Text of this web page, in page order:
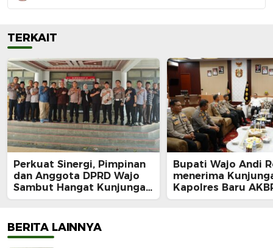
TERKAIT
Perkuat Sinergi, Pimpinan
dan Anggota DPRD Wajo
Sambut Hangat Kunjungan
Silaturahmi Kapolres Wajo
Bupati Wajo Andi
menerima
Kapolres Baru
Douglas
BERITA LAINNYA